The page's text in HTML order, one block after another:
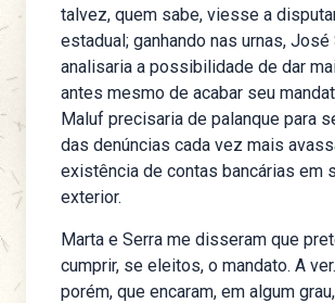
talvez, quem sabe, viesse a
estadual; ganhando nas urnas, José
analisaria a possibilidade de dar
antes mesmo de acabar seu
Maluf precisaria de palanque para
das denúncias cada vez mais
existência de contas bancárias em
exterior.
Marta e Serra me disseram que
cumprir, se eleitos, o mandato. A
porém, que encaram, em algum